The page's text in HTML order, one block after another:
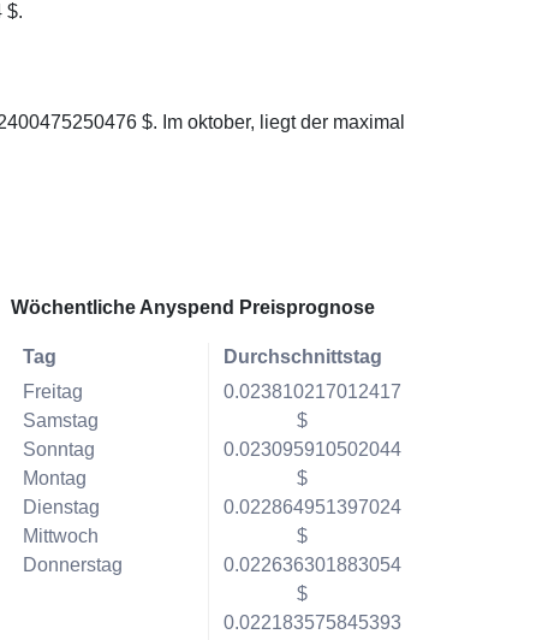
$.
$. Im oktober, liegt der maximal
Wöchentliche Anyspend Preisprognose
Tag
Freitag
Samstag
Sonntag
Montag
Dienstag
Mittwoch
Donnerstag
Durchschnittstag
0.023810217012417
$
0.023095910502044
$
0.022864951397024
$
0.022636301883054
$
0.022183575845393